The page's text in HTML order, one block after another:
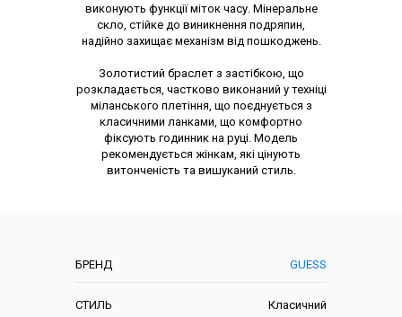
БРЕНД GUESS
СТИЛЬ Класичний
виконують функції міток часу. Мінеральне
скло, стійке до виникнення подряпин,
надійно захищає механізм від пошкоджень.
Золотистий браслет з застібкою, що
розкладається, частково виконаний у техніці
міланського плетіння, що поєднується з
класичними ланками, що комфортно
фіксують годинник на руці. Модель
рекомендується жінкам, які цінують
витонченість та вишуканий стиль.